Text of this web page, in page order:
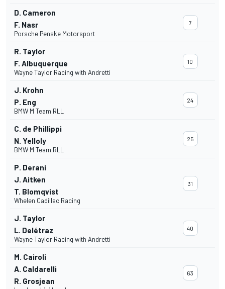
D. Cameron
F. Nasr
Porsche Penske Motorsport
7
R. Taylor
F. Albuquerque
Wayne Taylor Racing with Andretti
10
J. Krohn
P. Eng
BMW M Team RLL
24
C. de Phillippi
N. Yelloly
BMW M Team RLL
25
P. Derani
J. Aitken
T. Blomqvist
Whelen Cadillac Racing
31
J. Taylor
L. Delétraz
Wayne Taylor Racing with Andretti
40
M. Cairoli
A. Caldarelli
R. Grosjean
63